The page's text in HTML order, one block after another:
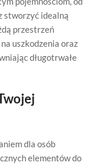
stworzyć idealną
przestrzeń
uszkodzenia oraz
długotrwałe
dla osób
elementów do